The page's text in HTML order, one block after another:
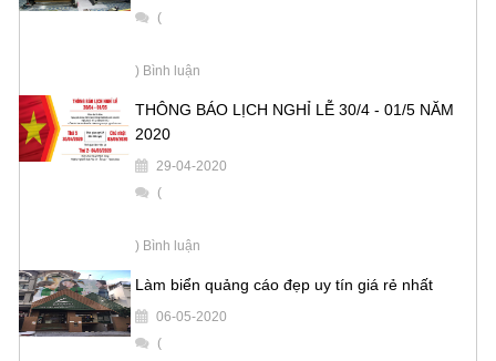
(
) Bình luận
THÔNG BÁO LỊCH NGHỈ LỄ 30/4 - 01/5 NĂM
2020
29-04-2020
(
) Bình luận
Làm biển quảng cáo đẹp uy tín giá rẻ nhất
06-05-2020
(